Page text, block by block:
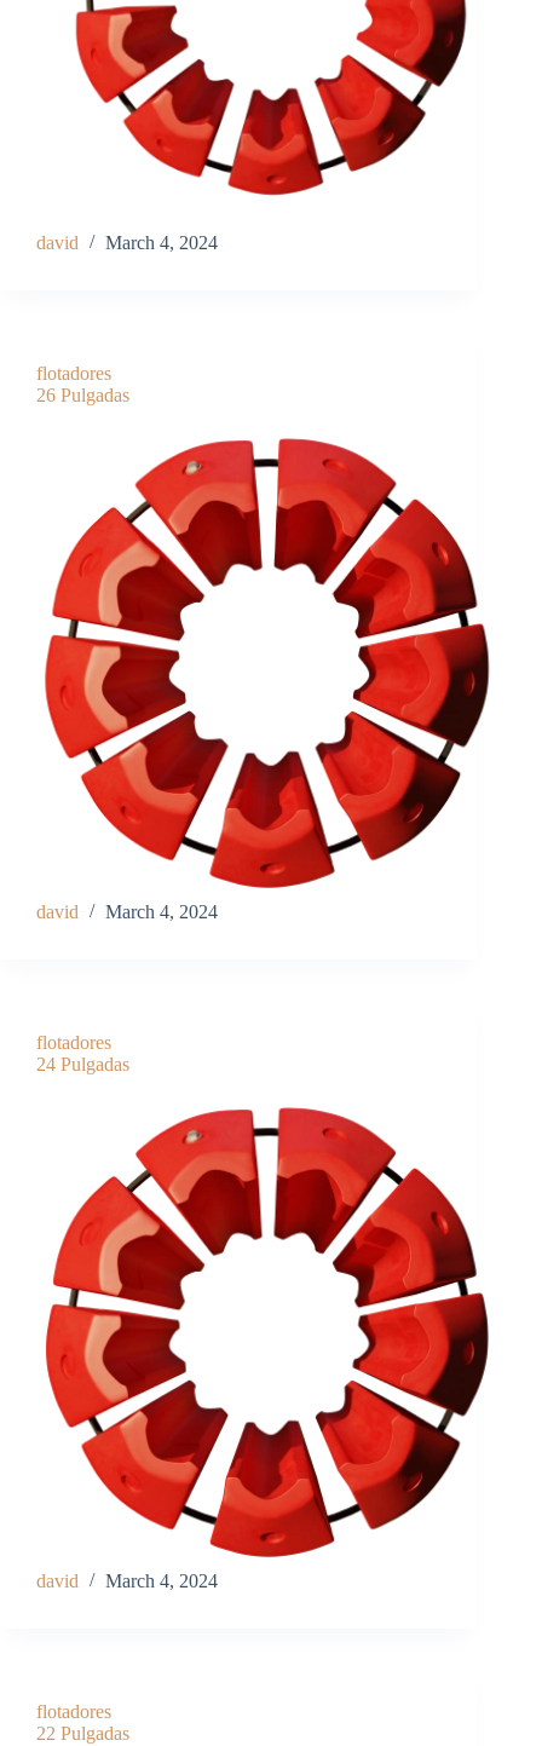
david March 4, 2024
flotadores
26 Pulgadas
david March 4, 2024
flotadores
24 Pulgadas
david March 4, 2024
flotadores
22 Pulgadas